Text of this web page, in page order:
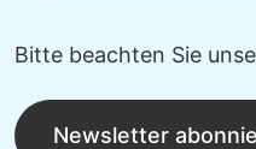
Bitte beachten Sie
Newsletter